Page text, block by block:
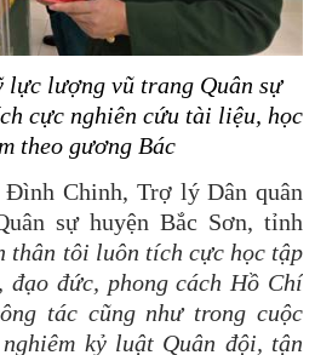
lực lượng vũ trang Quân sự
cực nghiên cứu tài liệu, học
theo gương Bác
Đình Chinh, Trợ lý Dân quân
sự huyện Bắc Sơn, tỉnh
thân tôi luôn tích cực học tập
đức, phong cách Hồ Chí
tác cũng như trong cuộc
kỷ luật Quân đội, tận